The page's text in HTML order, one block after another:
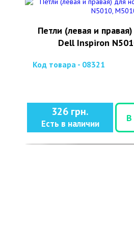
Петли (левая и
Dell Inspiron
Код товара - 08321
326 грн.
Есть в наличии
В